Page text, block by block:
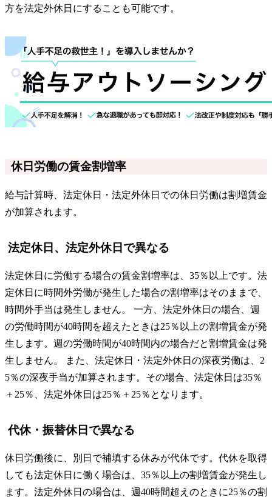
方を法定外休日にすることも可能です。
休日労働の賃金割増率
給与計算時、法定休日・法定外休日での休日労働は割増賃金
が加算されます。
法定休日、法定外休日で異なる
法定休日に労働する場合の賃金割増率は、35％以上です。法
定休日に時間外労働が発生した場合の割増率はそのままで、
時間外手当は発生しません。 一方、法定外休日の場合、週
の労働時間が40時間を超えたときは25％以上の割増賃金が発
生します。週の労働時間が40時間内の場合だと割増賃金は発
生しません。 また、法定休日・法定外休日の深夜労働は、2
5％の深夜手当が加算されます。その場合、法定休日は35％
＋25％、法定外休日は25％＋25％となります。
代休・振替休日で異なる
休日労働後に、別日で補填する休みが代休です。代休を取得
しても法定休日に働く場合は、35％以上の割増賃金が発生し
ます。法定外休日の場合は、週40時間超えのときに25％の割